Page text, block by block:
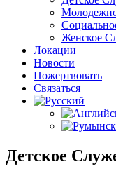
Женское
Локации
Новости
Пожертвовать
Связаться
Детское